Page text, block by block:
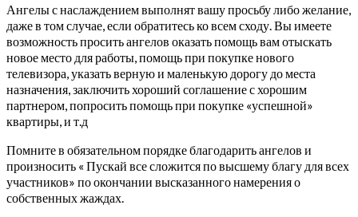
Ангелы с наслаждением выполнят вашу просьбу либо желание,
даже в том случае, если обратитесь ко всем сходу. Вы имеете
возможность просить ангелов оказать помощь вам отыскать
новое место для работы, помощь при покупке нового
телевизора, указать верную и маленькую дорогу до места
назначения, заключить хороший соглашение с хорошим
партнером, попросить помощь при покупке «успешной»
квартиры, и т.д
Помните в обязательном порядке благодарить ангелов и
произносить « Пускай все сложится по высшему благу для всех
участников» по окончании высказанного намерения о
собственных жаждах.